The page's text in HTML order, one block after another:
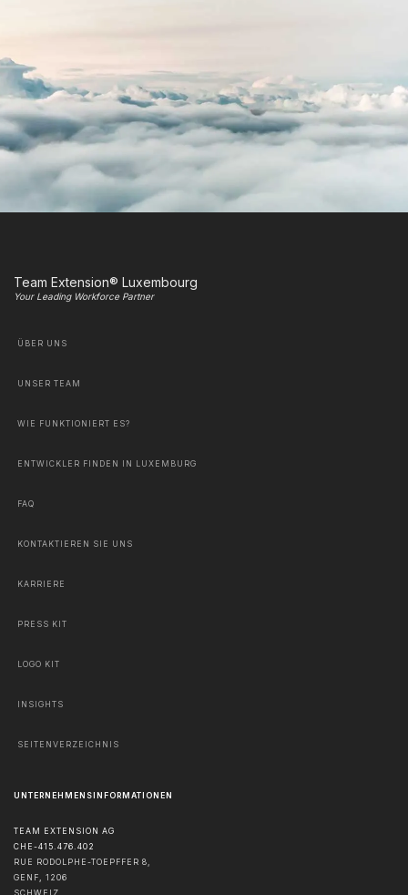
Team Extension® Luxembourg
Your Leading Workforce Partner
ÜBER UNS
UNSER TEAM
WIE FUNKTIONIERT ES?
ENTWICKLER FINDEN IN LUXEMBURG
FAQ
KONTAKTIEREN SIE UNS
KARRIERE
PRESS KIT
LOGO KIT
INSIGHTS
SEITENVERZEICHNIS
UNTERNEHMENSINFORMATIONEN
TEAM EXTENSION AG
CHE-415.476.402
RUE RODOLPHE-TOEPFFER 8,
GENF, 1206